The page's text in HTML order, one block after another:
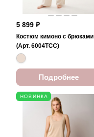
5 899 ₽
Костюм кимоно с брюками
(Арт. 6004TCC)
Подробнее
НОВИНКА